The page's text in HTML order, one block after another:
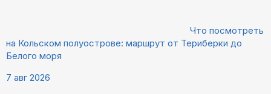
Что посмотреть
на Кольском полуострове: маршрут от Териберки до
Белого моря
7 авг 2026